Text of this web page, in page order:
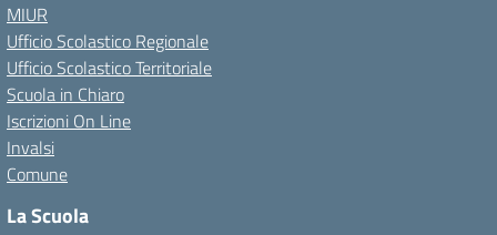
MIUR
Ufficio Scolastico Regionale
Ufficio Scolastico Territoriale
Scuola in Chiaro
Iscrizioni On Line
Invalsi
Comune
La Scuola